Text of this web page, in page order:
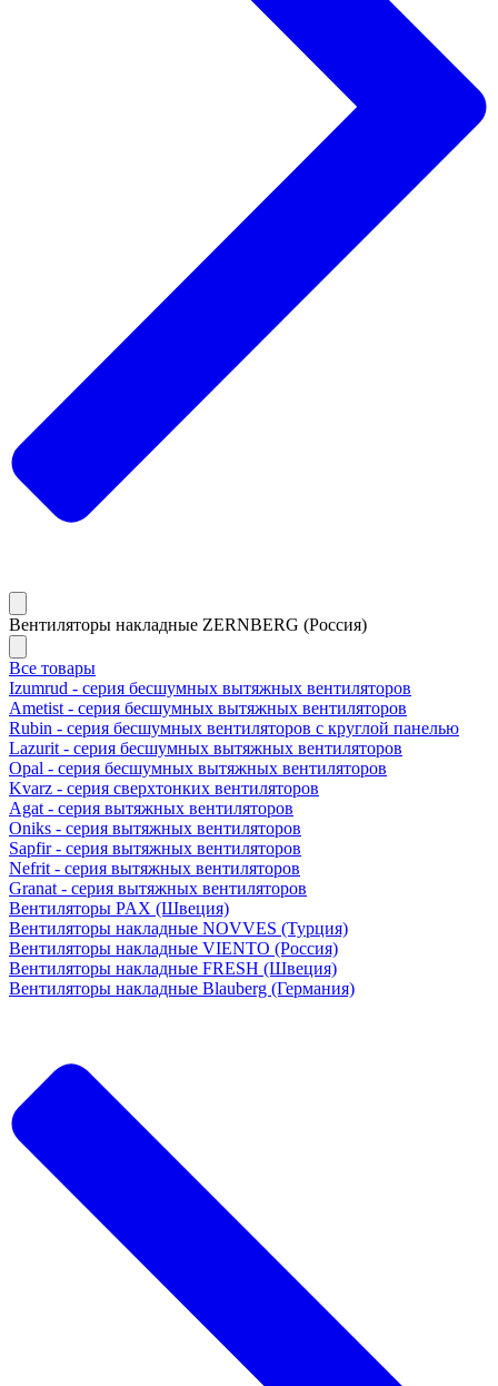
Вентиляторы накладные ZERNBERG (Россия)
Все товары
Izumrud - серия бесшумных вытяжных вентиляторов
Ametist - серия бесшумных вытяжных вентиляторов
Rubin - серия бесшумных вентиляторов с круглой панелью
Lazurit - серия бесшумных вытяжных вентиляторов
Opal - серия бесшумных вытяжных вентиляторов
Kvarz - серия сверхтонких вентиляторов
Agat - серия вытяжных вентиляторов
Oniks - серия вытяжных вентиляторов
Sapfir - серия вытяжных вентиляторов
Nefrit - серия вытяжных вентиляторов
Granat - серия вытяжных вентиляторов
Вентиляторы PAX (Швеция)
Вентиляторы накладные NOVVES (Турция)
Вентиляторы накладные VIENTO (Россия)
Вентиляторы накладные FRESH (Швеция)
Вентиляторы накладные Blauberg (Германия)